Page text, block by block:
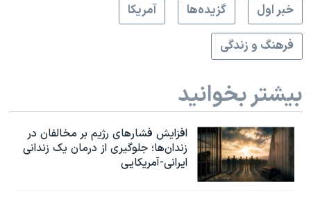
خبر اول
گزيده‌ها
آمريکا
فرهنگ و زندگی
بیشتر بخوانید
افزایش فشارهای رژیم بر مخالفان در
زندان‌ها؛ جلوگیری از درمان یک زندانی
ایرانی-آمریکایی